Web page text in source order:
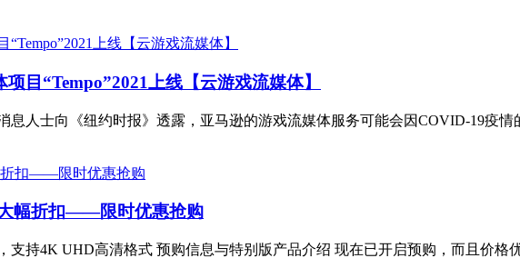
目“Tempo”2021上线【云游戏流媒体】
息人士向《纽约时报》透露，亚马逊的游戏流媒体服务可能会因COVID-19疫情
幅折扣——限时优惠抢购
支持4K UHD高清格式 预购信息与特别版产品介绍 现在已开启预购，而且价格